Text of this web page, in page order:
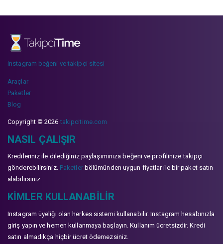
instagram beğeni ve takipçi sitesi
Araçlar
Paketler
Blog
Copyright © 2026takipcitime.com
NASIL ÇALIŞIR
Kredileriniz ile dilediğiniz paylaşımınıza beğeni ve profilinize takipçi
gönderebilirsiniz. Paketlerbölümünden uygun fiyatlar ile bir paket satın
alabilirsiniz.
KIMLER KULLANABILIR
Instagram üyeliği olan herkes sistemi kullanabilir. Instagram hesabınızla
giriş yapın ve hemen kullanmaya başlayın. Kullanım ücretsizdir. Kredi
satın almadıkça hiçbir ücret ödemezsiniz.